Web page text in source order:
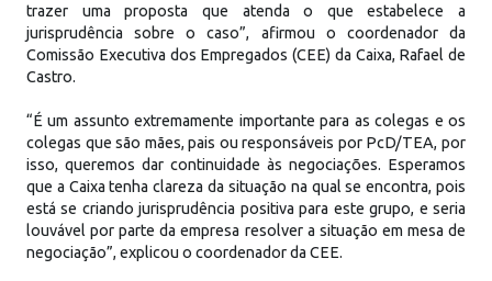
trazer uma proposta que atenda o que estabelece a
jurisprudência sobre o caso”, afirmou o coordenador da
Comissão Executiva dos Empregados (CEE) da Caixa, Rafael de
Castro.
“É um assunto extremamente importante para as colegas e os
colegas que são mães, pais ou responsáveis por PcD/TEA, por
isso, queremos dar continuidade às negociações. Esperamos
que a Caixa tenha clareza da situação na qual se encontra, pois
está se criando jurisprudência positiva para este grupo, e seria
louvável por parte da empresa resolver a situação em mesa de
negociação”, explicou o coordenador da CEE.